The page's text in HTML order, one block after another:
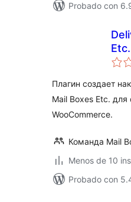
Probado con
Плагин создает
Mail Boxes Etc. для
WooCommerce.
Команда Mail
Menos de 10
Probado con